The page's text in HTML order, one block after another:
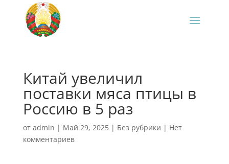
Китай увеличил
поставки мяса птицы в
Россию в 5 раз
от admin | Май 29, 2025| Без рубрики | Нет
комментариев